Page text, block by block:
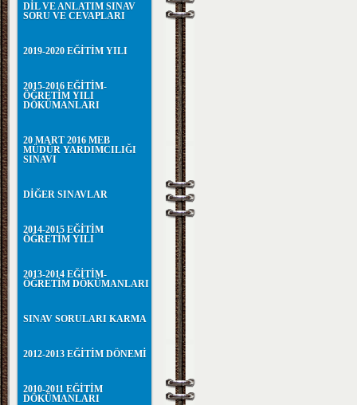
DİL VE ANLATIM SINAV
SORU VE CEVAPLARI
2019-2020 EĞİTİM YILI
2015-2016 EĞİTİM-
ÖĞRETİM YILI
DÖKÜMANLARI
20 MART 2016 MEB
MÜDÜR YARDIMCILIĞI
SINAVI
DİĞER SINAVLAR
2014-2015 EĞİTİM
ÖĞRETİM YILI
2013-2014 EĞİTİM-
ÖĞRETİM DÖKÜMANLARI
SINAV SORULARI KARMA
2012-2013 EĞİTİM DÖNEMİ
2010-2011 EĞİTİM
DÖKÜMANLARI